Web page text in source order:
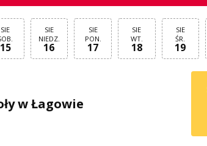
SIE
15
SIE
NIEDZ.
16
SIE
PON.
17
SIE
WT.
18
SIE
ŚR.
19
w Łagowie